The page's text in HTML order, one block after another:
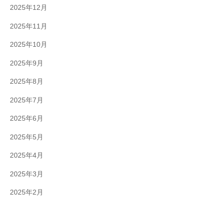
2025年12月
2025年11月
2025年10月
2025年9月
2025年8月
2025年7月
2025年6月
2025年5月
2025年4月
2025年3月
2025年2月